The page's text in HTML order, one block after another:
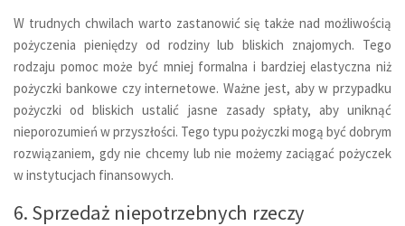
W trudnych chwilach warto zastanowić się także nad możliwością
pożyczenia pieniędzy od rodziny lub bliskich znajomych. Tego
rodzaju pomoc może być mniej formalna i bardziej elastyczna niż
pożyczki bankowe czy internetowe. Ważne jest, aby w przypadku
pożyczki od bliskich ustalić jasne zasady spłaty, aby uniknąć
nieporozumień w przyszłości. Tego typu pożyczki mogą być dobrym
rozwiązaniem, gdy nie chcemy lub nie możemy zaciągać pożyczek
w instytucjach finansowych.
6. Sprzedaż niepotrzebnych rzeczy